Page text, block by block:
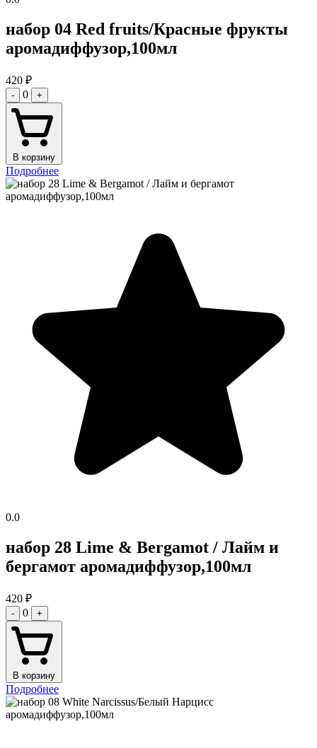
набор 04 Red fruits/Красные фрукты
аромадиффузор,100мл
420 ₽
- 0 +
В корзину
Подробнее
0.0
набор 28 Lime & Bergamot / Лайм и
бергамот аромадиффузор,100мл
420 ₽
- 0 +
В корзину
Подробнее